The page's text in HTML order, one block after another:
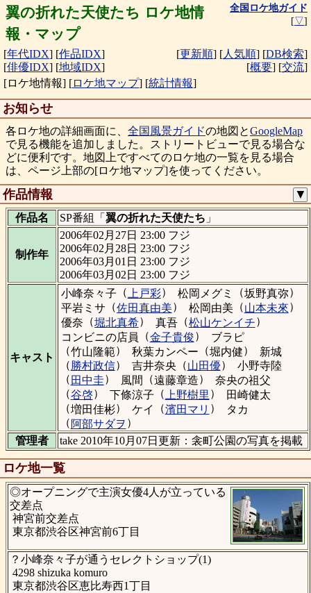
翼の折れた天使たち ロケ地情
報・マップ
全国ロケ地ガイド
[▽]
[年代IDX] [作品IDX]
[俳優IDX] [地域IDX]
[更新順] [人気順] [DB検索]
[概要] [交流]
[ロケ地情報] [ロケ地マップ] [統計情報]
お知らせ
各ロケ地の詳細画面に、 全国風景ガイドの地図とGoogleMap
で見る機能を追加しました。ストリートビューで見る場合な
どに便利です。地図上ですべてのロケ地の一覧を見る場合
は、ページ上部の[ロケ地マップ]を使ってください。
作品情報 ▼
作品名 SP番組「 翼の折れた天使たち 」
制作年
2006年02月27日 23:00 フジ
2006年02月28日 23:00 フジ
2006年03月01日 23:00 フジ
2006年03月02日 23:00 フジ
キャスト
小峰奈々子 （ 上戸彩） 松岡メグミ （坂野真弥）
平岩ミサ （佐田真由美） 松岡由美 （山本未來）
優奈 （堀北真希） 真吾（松山ケンイチ）
コンビニの店員 （金子貴俊）
ブラピ
（竹山隆範） 秋葉カンペー （堀内健）
新城
（勝村政信） 吉井奈央 （山田優）
小野寺陸
（ 田中圭） 風間 （遠藤章造）
奈央の祖父
（谷啓） 下條涼子 （ 上野樹里 ）
田崎健太
（増田佳彬） ケイ （濱田マリ ）
タカ
（ 阿部サダヲ ）
管理者
take 2010年10月07日更新：衾町公園の写真を掲載
ロケ地一覧
◎オープニングで主演女優4人が立っている
交差点
神宮前交差点
東京都渋谷区神宮前6丁目
？小峰奈々子が通うセレクトショップ(1)
4298 shizuka komuro
東京都渋谷区恵比寿西1丁目